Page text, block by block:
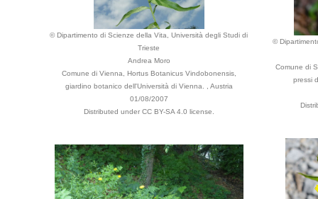
© Dipartimento di Scienze della Vita, Università degli Studi di
Trieste
Andrea Moro
Comune di Vienna, Hortus Botanicus Vindobonensis,
giardino botanico dell'Università di Vienna. , Austria
01/08/2007
Distributed under CC BY-SA 4.0 license.
©
Comune di
pressi